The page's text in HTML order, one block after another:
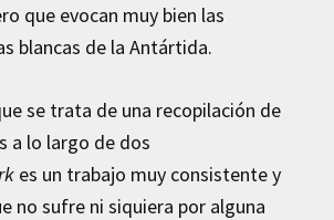
que evocan muy bien las
blancas de la Antártida.
se trata de una recopilación de
a lo largo de dos
es un trabajo muy consistente y
no sufre ni siquiera por alguna